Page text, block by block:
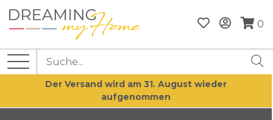
0
Der Versand wird am 31. August wieder
aufgenommen